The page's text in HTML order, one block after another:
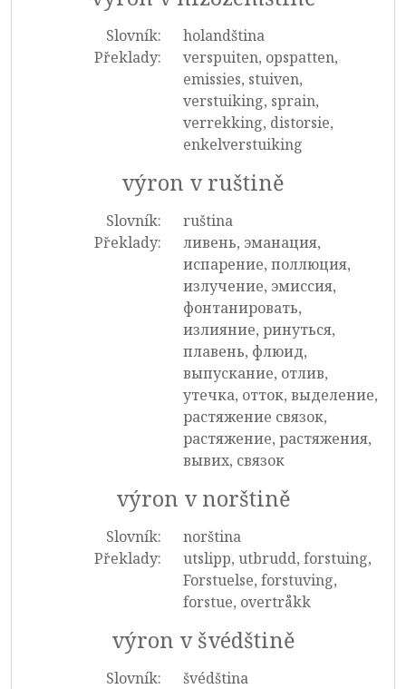
Slovník:
holandština
Překlady:
verspuiten, opspatten,
emissies, stuiven,
verstuiking, sprain,
verrekking, distorsie,
enkelverstuiking
výron v ruštině
Slovník:
ruština
Překlady:
ливень, эманация,
испарение, поллюция,
излучение, эмиссия,
фонтанировать,
излияние, ринуться,
плавень, флюид,
выпускание, отлив,
утечка, отток, выделение,
растяжение связок,
растяжение, растяжения,
вывих, связок
výron v norštině
Slovník:
norština
Překlady:
utslipp, utbrudd, forstuing,
Forstuelse, forstuving,
forstue, overtråkk
výron v švédštině
Slovník:
švédština